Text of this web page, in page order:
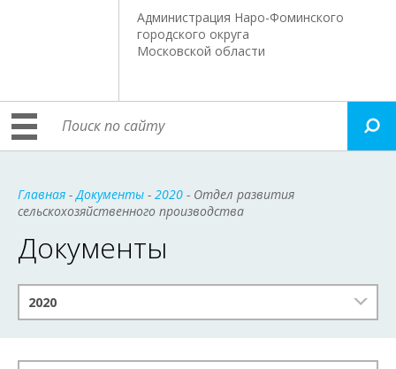
Администрация Наро-Фоминского
городского округа
Московской области
Главная -Документы - 2020 - Отдел развития
сельскохозяйственного производства
Документы
2020